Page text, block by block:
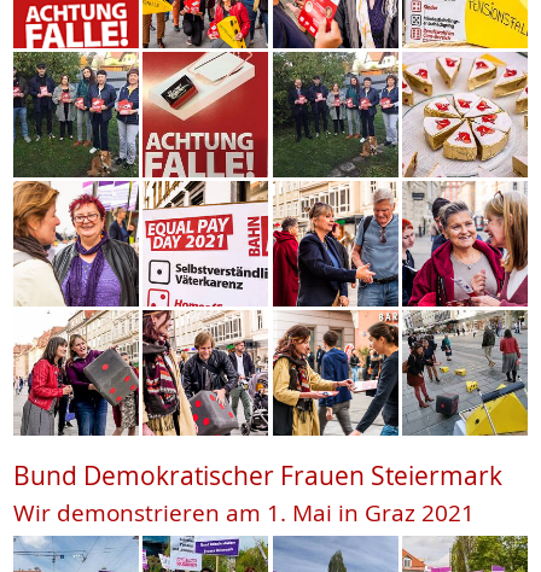
Bund Demokratischer Frauen Steiermark
Wir demonstrieren am 1. Mai in Graz 2021